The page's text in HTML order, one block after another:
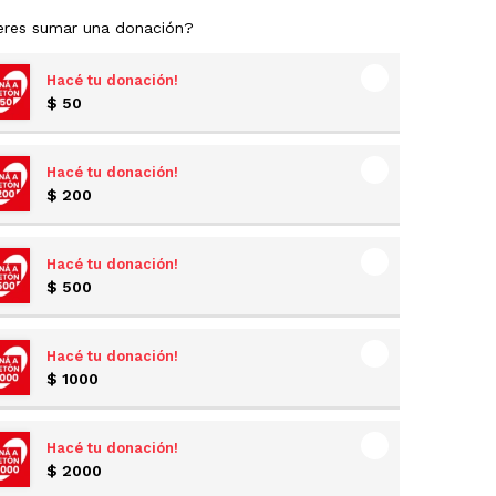
sumar una donación?
Hacé tu donación!
$ 50
Hacé tu donación!
$ 200
Hacé tu donación!
$ 500
Hacé tu donación!
$ 1000
Hacé tu donación!
$ 2000